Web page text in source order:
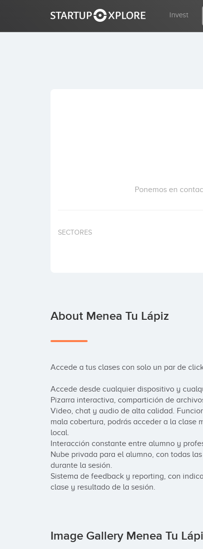
Invest
Ponemos en
SECTORES
About Menea Tu Lápiz
Accede a tus clases con solo un par de
Accede desde cualquier dispositivo y
Pizarra interactiva, compartición de
Video, chat y audio de alta calidad.
mala cobertura, podrás acceder a la
local.
Interacción constante entre alumno y
Nube privada para el alumno, con todas
durante la sesión.
Sistema de feedback y reporting, con
clase y resultado de la sesión.
Image Gallery Menea Tu